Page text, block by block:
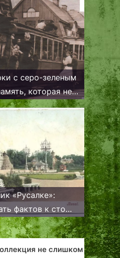
с серо-зеленым
которая не
угасать
«Русалкe»:
фактов к сто
годовщине
не слишком